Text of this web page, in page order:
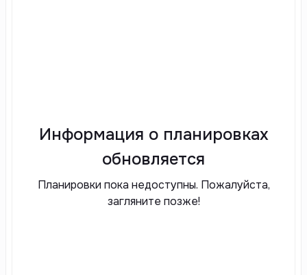
Информация о планировках
обновляется
Планировки пока недоступны. Пожалуйста,
загляните позже!